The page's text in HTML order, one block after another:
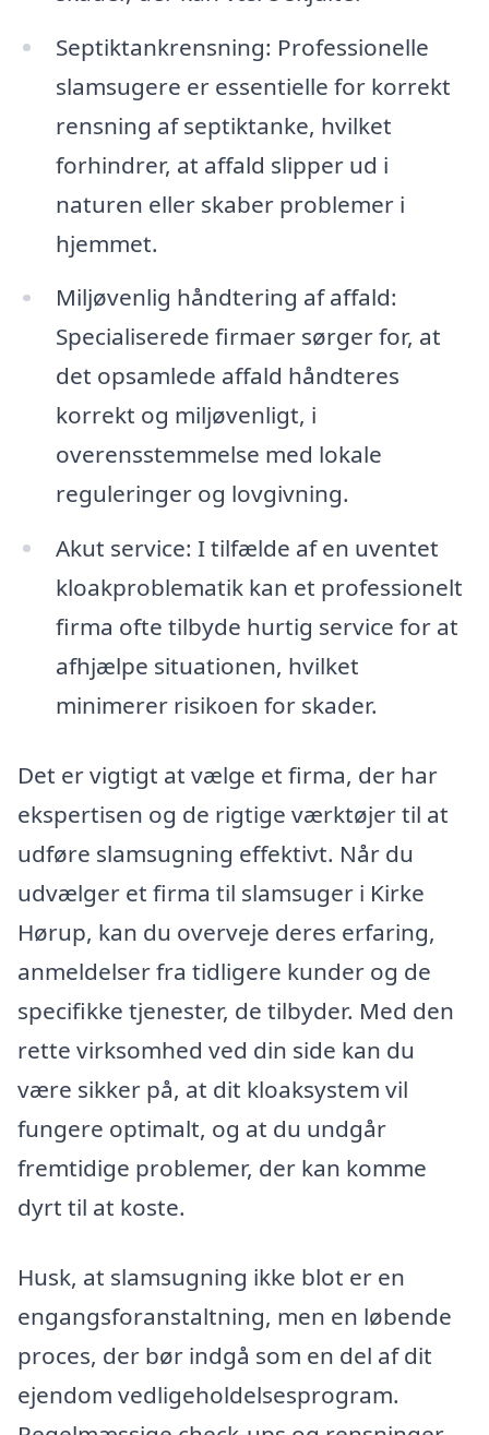
Septiktankrensning: Professionelle
slamsugere er essentielle for korrekt
rensning af septiktanke, hvilket
forhindrer, at affald slipper ud i
naturen eller skaber problemer i
hjemmet.
Miljøvenlig håndtering af affald:
Specialiserede firmaer sørger for, at
det opsamlede affald håndteres
korrekt og miljøvenligt, i
overensstemmelse med lokale
reguleringer og lovgivning.
Akut service: I tilfælde af en uventet
kloakproblematik kan et professionelt
firma ofte tilbyde hurtig service for at
afhjælpe situationen, hvilket
minimerer risikoen for skader.
Det er vigtigt at vælge et firma, der har
ekspertisen og de rigtige værktøjer til at
udføre slamsugning effektivt. Når du
udvælger et firma til slamsuger i Kirke
Hørup, kan du overveje deres erfaring,
anmeldelser fra tidligere kunder og de
specifikke tjenester, de tilbyder. Med den
rette virksomhed ved din side kan du
være sikker på, at dit kloaksystem vil
fungere optimalt, og at du undgår
fremtidige problemer, der kan komme
dyrt til at koste.
Husk, at slamsugning ikke blot er en
engangsforanstaltning, men en løbende
proces, der bør indgå som en del af dit
ejendom vedligeholdelsesprogram.